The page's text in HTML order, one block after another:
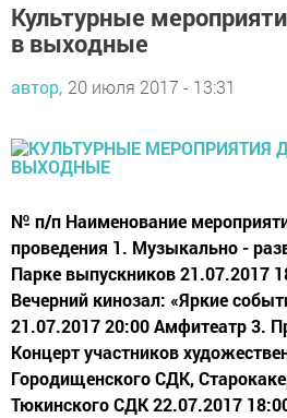
Культурные
в выходные
автор, 20 июля 2017 - 13:31
№ п/п Наименование
проведения 1. Музыкально -
Парке выпускников 21.07.2017
Вечерний кинозал: «Яркие
21.07.2017 20:00 Амфитеатр 3.
Концерт участников
Городищенского СДК,
Тюкинского СДК 22.07.2017